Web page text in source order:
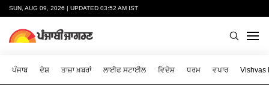
SUN, AUG 09, 2026 | UPDATED 03:52 AM IST
ਪੰਜਾਬ ਦੇਸ਼ ਤਾਜ਼ਾ ਖ਼ਬਰਾਂ ਲਾਈਫ ਸਟਾਈਲ ਵਿਦੇਸ਼ ਧਰਮ ਵਪਾਰ Vishvas